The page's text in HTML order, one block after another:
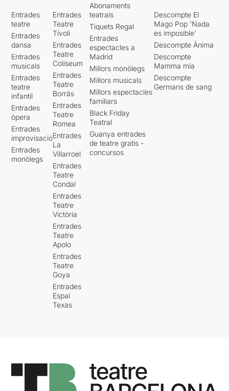
Entrades
teatre
Entrades
dansa
Entrades
musicals
Entrades
teatre
infantil
Entrades
òpera
Entrades
improvisació
Entrades
monòlegs
Entrades
Teatre
Tívoli
Entrades
Teatre
Coliseum
Entrades
Teatre
Borràs
Entrades
Teatre
Romea
Entrades
La
Villarroel
Entrades
Teatre
Condal
Entrades
Teatre
Victòria
Entrades
Teatre
Apolo
Entrades
Teatre
Goya
Entrades
Espai
Texas
Abonaments
teatrals
Tiquets Regal
Entrades
espectacles a
Madrid
Millors monòlegs
Millors musicals
Millors espectacles
familiars
Black Friday
Teatral
Guanya entrades
de teatre gratis -
concursos
Descompte El
Mago Pop 'Nada
es imposible'
Descompte Ànima
Descompte
Mamma mia
Descompte
Germans de sang